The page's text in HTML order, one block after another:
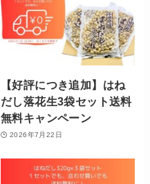
【好評につき追加】はね
だし落花生3袋セット送料
無料キャンペーン
2026年7月22日